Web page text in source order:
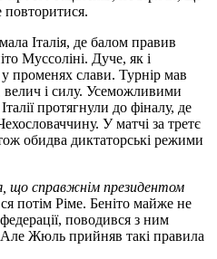
повторитися.
Італія, де балом правив
Муссоліні. Дуче, як і
променях слави. Турнір мав
велич і силу. Усеможливими
протягнули до фіналу, де
У матчі за третє
обидва диктаторські режими
що справжнім президентом
потім Ріме. Беніто майже не
поводився з ним
Але Жюль прийняв такі правила